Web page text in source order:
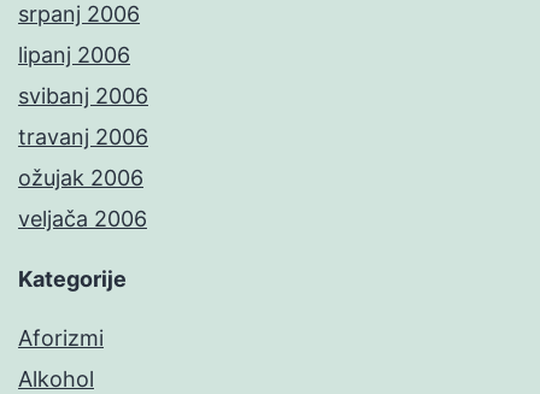
srpanj 2006
lipanj 2006
svibanj 2006
travanj 2006
ožujak 2006
veljača 2006
Kategorije
Aforizmi
Alkohol